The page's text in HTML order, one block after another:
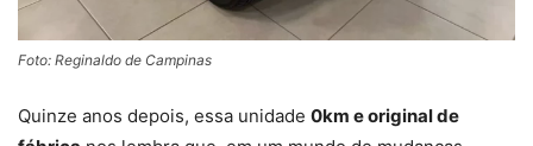
Foto: Reginaldo de Campinas
Quinze anos depois, essa unidade 0km e original de